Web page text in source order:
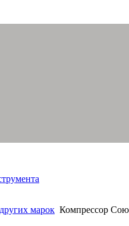
марок Компрессор